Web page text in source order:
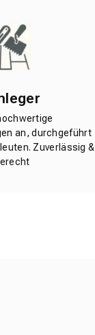
an, durchgeführt
Zuverlässig &